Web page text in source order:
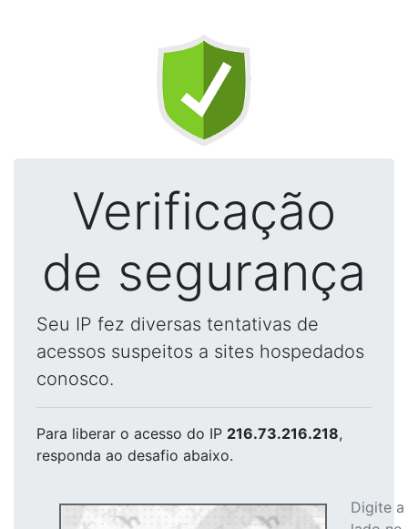
Verificação
de segurança
Seu IP fez diversas tentativas de
acessos suspeitos a sites hospedados
conosco.
Para liberar o acesso do IP 216.73.216.218,
responda ao desafio abaixo.
Digite